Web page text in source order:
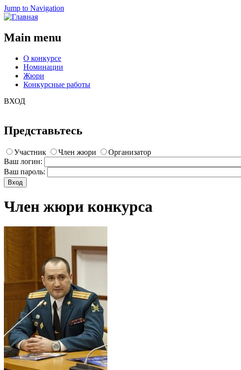
Jump to Navigation
Main menu
О конкурсе
Номинации
Жюри
Конкурсные работы
ВХОД
Представьтесь
Участник Член жюри
Организатор
Ваш логин:
Ваш пароль:
Член жюри конкурса